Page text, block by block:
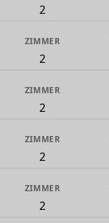
2
ZIMMER
2
ZIMMER
2
ZIMMER
2
ZIMMER
2